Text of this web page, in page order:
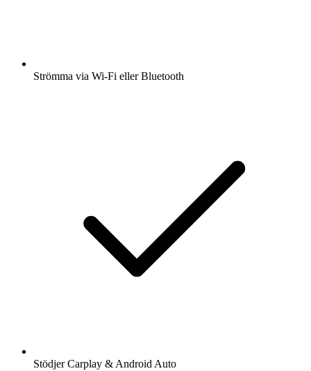
Strömma via Wi-Fi eller Bluetooth
Stödjer Carplay & Android Auto